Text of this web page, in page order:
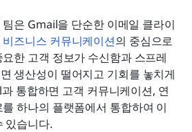
은 Gmail을 단순한 이메일 클라이
비즈니스 커뮤니케이션의 중심으로
한 고객 정보가 수신함과 스프레
생산성이 떨어지고 기회를 놓치게
통합하면 고객 커뮤니케이션, 연
하나의 플랫폼에서 통합하여 이
있습니다.